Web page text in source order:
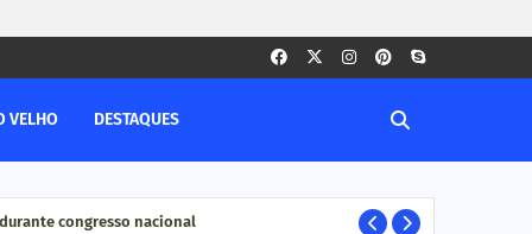
VELHO DESTAQUES
congresso nacional